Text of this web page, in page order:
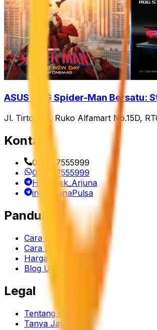
ASUS ROG Spider-Man Bersatu:
Jl. Tirtojoyo, Ruko Alfamart No.15D,
Kontak
082257555999
082257555999
Helpdesk_Arjuna
infoArjunaPulsa
Panduan
Cara Daftar
Cara Deposit
Harga Produk
Blog Update
Legal
Tentang Kami
Tanya Jawab